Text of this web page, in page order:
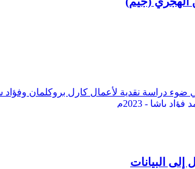
باشا - 2023م
البيانات